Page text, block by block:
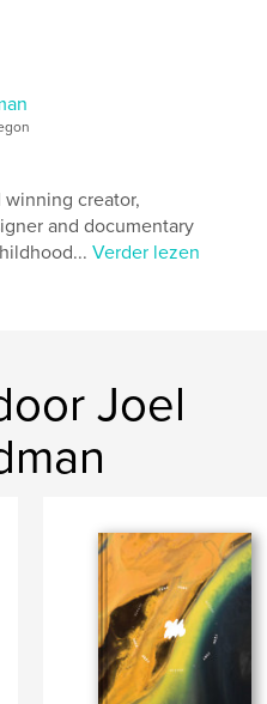
winning creator,
and documentary
Verder lezen
Joel